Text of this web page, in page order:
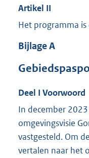
Artikel II
Het programma
BijlageA
Deel I Voorwoord
In december
omgevingsvisie
vastgesteld. Om
vertalen naar het